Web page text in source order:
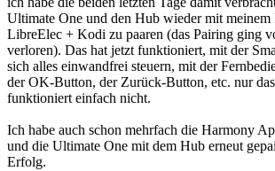
Ultimate One und den Hub wieder mit meinem
LibreElec + Kodi zu paaren (das Pairing ging
verloren). Das hat jetzt funktioniert, mit der
sich alles einwandfrei steuern, mit der
der OK-Button, der Zurück-Button, etc. nur
funktioniert einfach nicht.
Ich habe auch schon mehrfach die Harmony
und die Ultimate One mit dem Hub erneut
Erfolg.